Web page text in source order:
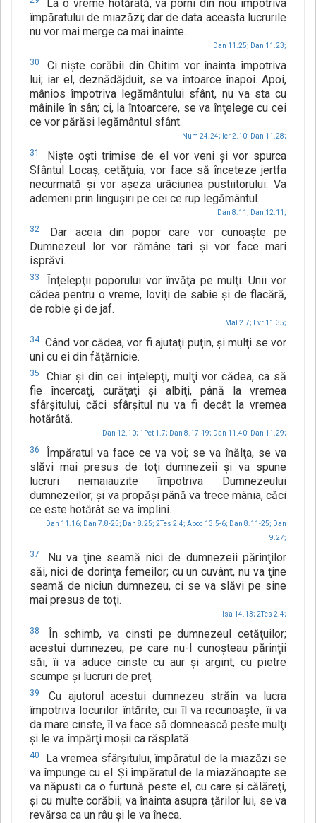
La o vreme hotărâtă, va porni din nou împotriva
împăratului de miazăzi; dar de data aceasta lucrurile
nu vor mai merge ca mai înainte.
Dan 11.25; Dan 11.23;
30
Ci nişte corăbii din Chitim vor înainta împotriva
lui; iar el, deznădăjduit, se va întoarce înapoi. Apoi,
mânios împotriva legământului sfânt, nu va sta cu
mâinile în sân; ci, la întoarcere, se va înţelege cu cei
ce vor părăsi legământul sfânt.
Num 24.24; Ier 2.10; Dan 11.28;
31
Nişte oşti trimise de el vor veni şi vor spurca
Sfântul Locaş, cetăţuia, vor face să înceteze jertfa
necurmată şi vor aşeza urâciunea pustiitorului. Va
ademeni prin linguşiri pe cei ce rup legământul.
Dan 8.11; Dan 12.11;
32
Dar aceia din popor care vor cunoaşte pe
Dumnezeul lor vor rămâne tari şi vor face mari
isprăvi.
33
Înţelepţii poporului vor învăţa pe mulţi. Unii vor
cădea pentru o vreme, loviţi de sabie şi de flacără,
de robie şi de jaf.
Mal 2.7; Evr 11.35;
34 Când vor cădea, vor fi ajutaţi puţin, şi mulţi se vor
uni cu ei din făţărnicie.
35
Chiar şi din cei înţelepţi, mulţi vor cădea, ca să
fie încercaţi, curăţaţi şi albiţi, până la vremea
sfârşitului, căci sfârşitul nu va fi decât la vremea
hotărâtă.
Dan 12.10; 1Pet 1.7; Dan 8.17-19; Dan 11.40; Dan 11.29;
36
Împăratul va face ce va voi; se va înălţa, se va
slăvi mai presus de toţi dumnezeii şi va spune
lucruri nemaiauzite împotriva Dumnezeului
dumnezeilor; şi va propăşi până va trece mânia, căci
ce este hotărât se va împlini.
Dan 11.16; Dan 7.8-25; Dan 8.25; 2Tes 2.4; Apoc 13.5-6; Dan 8.11-25; Dan
9.27;
37
Nu va ţine seamă nici de dumnezeii părinţilor
săi, nici de dorinţa femeilor; cu un cuvânt, nu va ţine
seamă de niciun dumnezeu, ci se va slăvi pe sine
mai presus de toţi.
Isa 14.13; 2Tes 2.4;
38
În schimb, va cinsti pe dumnezeul cetăţuilor;
acestui dumnezeu, pe care nu-l cunoşteau părinţii
săi, îi va aduce cinste cu aur şi argint, cu pietre
scumpe şi lucruri de preţ.
39
Cu ajutorul acestui dumnezeu străin va lucra
împotriva locurilor întărite; cui îl va recunoaşte, îi va
da mare cinste, îl va face să domnească peste mulţi
şi le va împărţi moşii ca răsplată.
40
La vremea sfârşitului, împăratul de la miazăzi se
va împunge cu el. Şi împăratul de la miazănoapte se
va năpusti ca o furtună peste el, cu care şi călăreţi,
şi cu multe corăbii; va înainta asupra ţărilor lui, se va
revărsa ca un râu şi le va îneca.